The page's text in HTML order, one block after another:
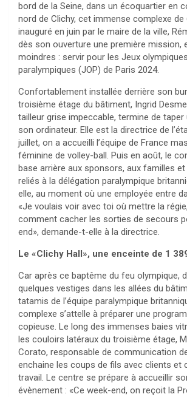
bord de la Seine, dans un écoquartier en
nord de Clichy, cet immense complexe de
inauguré en juin par le maire de la ville,
dès son ouverture une première mission,
moindres : servir pour les Jeux
paralympiques (JOP) de Paris 2024.
Confortablement installée derrière son
troisième étage du bâtiment, Ingrid
tailleur grise impeccable, termine de
son ordinateur. Elle est la directrice de
juillet, on a accueilli l’équipe de France
féminine de volley-ball. Puis en août, le
base arrière aux sponsors, aux familles et
reliés à la délégation paralympique
elle, au moment où une employée entre
«Je voulais voir avec toi où mettre la
comment cacher les sorties de secours
end», demande-t-elle à la directrice.
Le «Clichy Hall», une enceinte de 1
Car après ce baptême du feu olympique,
quelques vestiges dans les allées du
tatamis de l’équipe paralympique
complexe s’attelle à préparer une
copieuse. Le long des immenses baies
les couloirs latéraux du troisième étage,
Corato, responsable de communication
enchaine les coups de fils avec clients et
travail. Le centre se prépare à accueillir
évènement : «Ce week-end, on reçoit la